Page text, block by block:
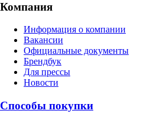
Компания
Информация о компании
Вакансии
Официальные документы
Брендбук
Для прессы
Новости
Способы покупки